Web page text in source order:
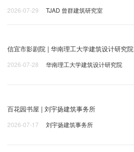
2026-07-29 TJAD 曾群建筑研究室
信宜市影剧院 | 华南理工大学建筑设计研究院
2026-07-28 华南理工大学建筑设计研究院
百花园书屋 | 刘宇扬建筑事务所
2026-07-17 刘宇扬建筑事务所